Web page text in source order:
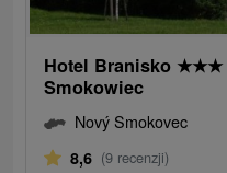
Hotel Branisko ★★★
Smokowiec
Nový Smokovec
8,6 (9 recenzji)